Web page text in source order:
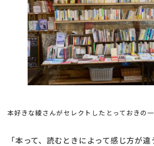
本好きな綾さんがセレクトしたとっておきの
「本って、読むときによって感じ方が